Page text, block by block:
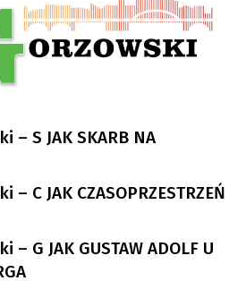
– S JAK SKARB NA
C JAK CZASOPRZESTRZEŃ
G JAK GUSTAW ADOLF U